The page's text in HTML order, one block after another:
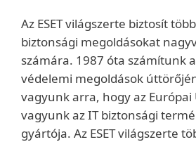
Az ESET világszerte biztosít
biztonsági megoldásokat
számára. 1987 óta számítunk
védelemi megoldások
vagyunk arra, hogy az
vagyunk az IT biztonsági
gyártója. Az ESET világszerte